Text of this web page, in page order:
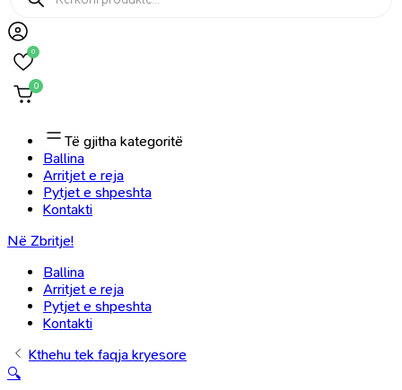
0
0
Të gjitha kategoritë
Ballina
Arritjet e reja
Pytjet e shpeshta
Kontakti
Në Zbritje!
Ballina
Arritjet e reja
Pytjet e shpeshta
Kontakti
Kthehu tek faqja kryesore
🔍